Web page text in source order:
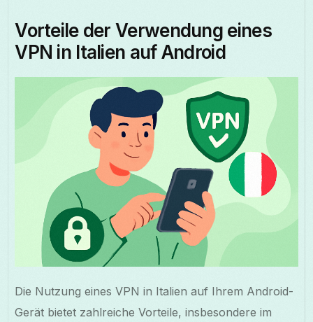
Vorteile der Verwendung eines
VPN in Italien auf Android
Die Nutzung eines VPN in Italien auf Ihrem Android-
Gerät bietet zahlreiche Vorteile, insbesondere im